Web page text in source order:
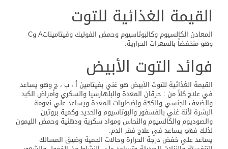
القيمة الغذائية للتوت
المعادن الكالسيوم وكالبوتاسيوم وحمض الفوليك وفيتاميناتA وC
وهو منخفضاً بالسعرات الحرارية.
فوائد التوت الأبيض
القيمة الغذائية للتوت الأبيض هو غني بفيتامين أ ، ب ، ج وهو يساعد
في علاج كلاً من : حرقان المعدة والبلهارسيا والسكري وأمراض الكبد
والضعف الجنسي والكحّة وإضطربات المعدة ويساعد علي نعومة
البشرة لأنة غني بالفسفور والبوتاسيوم والحديد وكمية بروتين
والصوديوم والكالسيوم والنحاس ومواد سكرية ودهنية وحمض الليمون
لذلك فهو يساعد في علاج فقر الدم.
يساعد علي خفض درجة الحرارة وحالات الحمية وضيق المسالك